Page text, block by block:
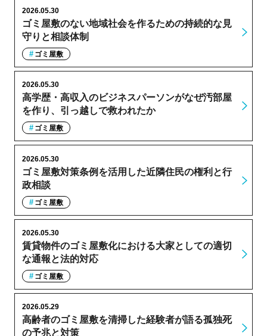
ゴミ屋敷のない地域社会を作るための持続的な見
守りと相談体制
2026.05.30
ゴミ屋敷
高学歴・高収入のビジネスパーソンがなぜ汚部屋
を作り、引っ越しで救われたか
2026.05.30
ゴミ屋敷
ゴミ屋敷対策条例を活用した近隣住民の権利と行
政相談
2026.05.30
ゴミ屋敷
賃貸物件のゴミ屋敷化における大家としての適切
な通報と法的対応
2026.05.30
ゴミ屋敷
高齢者のゴミ屋敷を清掃した経験者が語る孤独死
の予兆と対策
2026.05.29